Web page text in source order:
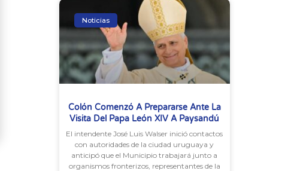
Noticias
Colón Comenzó A Prepararse Ante La
Visita Del Papa León XIV A Paysandú
El intendente José Luis Walser inició contactos
con autoridades de la ciudad uruguaya y
anticipó que el Municipio trabajará junto a
organismos fronterizos, representantes de la